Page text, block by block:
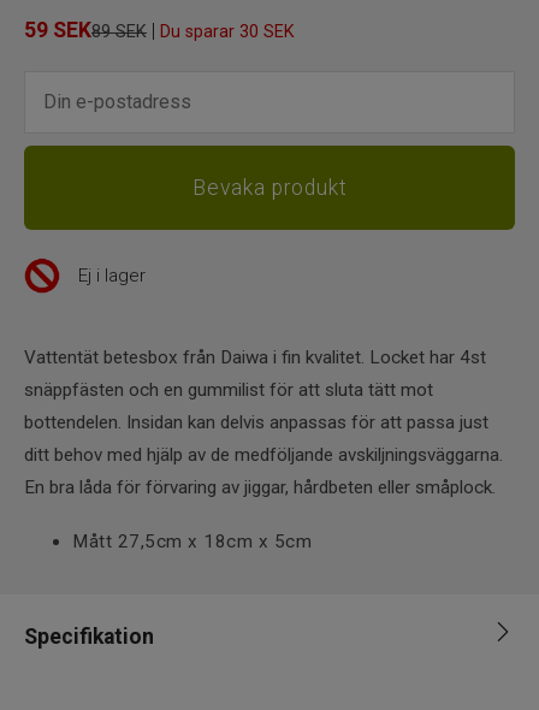
59 SEK89 SEK | Du sparar 30 SEK
Ej i lager
Vattentät betesbox från Daiwa i fin kvalitet. Locket har 4st
snäppfästen och en gummilist för att sluta tätt mot
bottendelen. Insidan kan delvis anpassas för att passa just
ditt behov med hjälp av de medföljande avskiljningsväggarna.
En bra låda för förvaring av jiggar, hårdbeten eller småplock.
Mått 27,5cm x 18cm x 5cm
Specifikation